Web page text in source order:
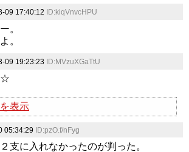
09 17:40:12 ID:kiqVnvcHPU
。
。
09 19:23:23 ID:MVzuXGaTtU
☆
表示
05:34:29 ID:pzO.f/nFyg
支に入れなかったのが判った。